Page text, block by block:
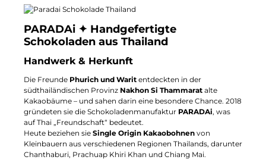
PARADAi ✦ Handgefertigte
Schokoladen aus Thailand
Handwerk & Herkunft
Die Freunde Phurich und Warit entdeckten in der
südthailändischen Provinz Nakhon Si Thammarat alte
Kakaobäume – und sahen darin eine besondere Chance. 2018
gründeten sie die Schokoladenmanufaktur PARADAi, was
auf Thai „Freundschaft“ bedeutet.
Heute beziehen sie Single Origin Kakaobohnen von
Kleinbauern aus verschiedenen Regionen Thailands, darunter
Chanthaburi, Prachuap Khiri Khan und Chiang Mai.